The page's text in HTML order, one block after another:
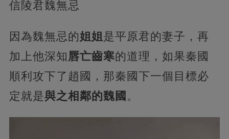
信陵君魏無忌
因為魏無忌的姐姐 是平原君的妻子，再
加上他深知 唇亡齒寒的道理，如果秦國
順利攻下了趙國，那秦國下一個目標必
定就是與之相鄰的魏國 。